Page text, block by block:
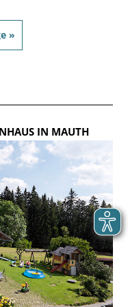
»
IN MAUTH